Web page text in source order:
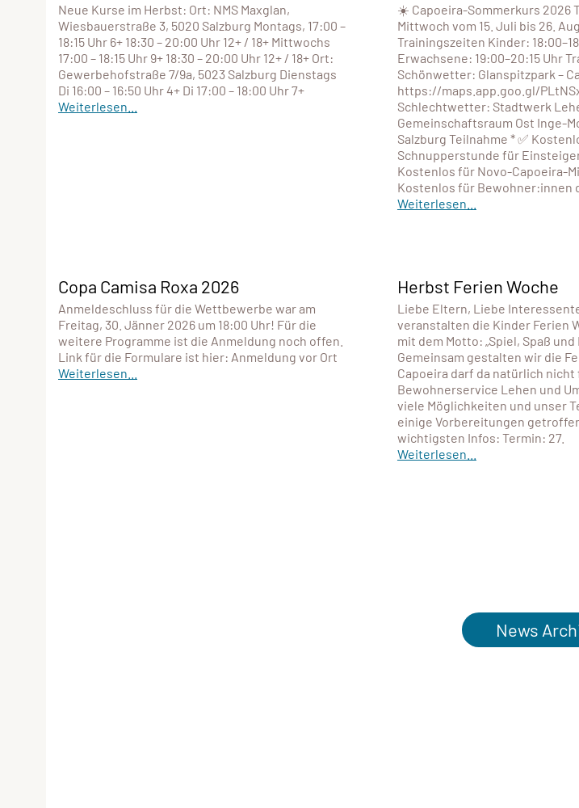
Neue Kurse im Herbst: Ort: NMS Maxglan,
Wiesbauerstraße 3, 5020 Salzburg Montags, 17:00 –
18:15 Uhr 6+ 18:30 – 20:00 Uhr 12+ / 18+ Mittwochs
17:00 – 18:15 Uhr 9+ 18:30 – 20:00 Uhr 12+ / 18+ Ort:
Gewerbehofstraße 7/9a, 5023 Salzburg Dienstags
Di 16:00 – 16:50 Uhr 4+ Di 17:00 – 18:00 Uhr 7+
Weiterlesen...
☀️ Capoeira-Sommerkurs 2026
Mittwoch vom 15. Juli bis 26.
Trainingszeiten Kinder:
Erwachsene: 19:00–20:15 Uhr
Schönwetter: Glanspitzpark –
https://maps.app.goo.gl/
Schlechtwetter: Stadtwerk
Gemeinschaftsraum Ost Inge-
Salzburg Teilnahme * ✅
Schnupperstunde für
Kostenlos für Novo-Capoeira-
Kostenlos für Bewohner:innen
Weiterlesen...
Copa Camisa Roxa 2026
Anmeldeschluss für die Wettbewerbe war am
Freitag, 30. Jänner 2026 um 18:00 Uhr! Für die
weitere Programme ist die Anmeldung noch offen.
Link für die Formulare ist hier: Anmeldung vor Ort
Weiterlesen...
Herbst Ferien Woche
Liebe Eltern, Liebe
veranstalten die Kinder Ferien
mit dem Motto: „Spiel, Spaß und
Gemeinsam gestalten wir die
Capoeira darf da natürlich nicht
Bewohnerservice Lehen und
viele Möglichkeiten und unser
einige Vorbereitungen
wichtigsten Infos: Termin: 27.
Weiterlesen...
News